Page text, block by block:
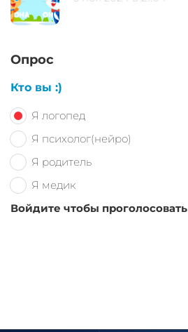
Опрос
Кто вы :)
Я логопед
Я психолог(нейро)
Я родитель
Я медик
Войдите чтобы проголосовать